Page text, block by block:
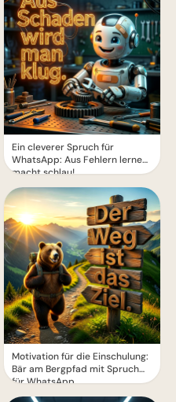
Ein cleverer Spruch für
WhatsApp: Aus Fehlern lernen
macht schlau!
Motivation für die Einschulung:
Bär am Bergpfad mit Spruch
für WhatsApp